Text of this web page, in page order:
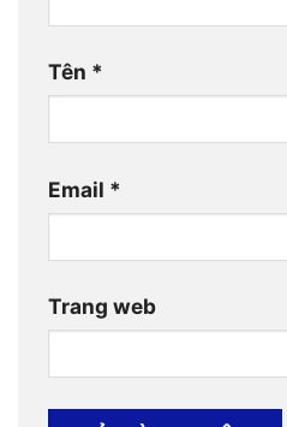
Tên *
Email *
Trang web